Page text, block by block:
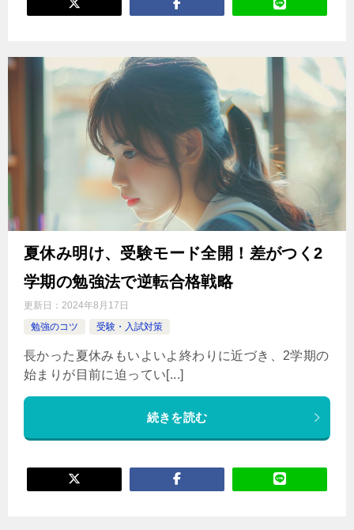
夏休み明け、受験モード全開！差がつく2
学期の勉強法で逆転合格戦略
更新日： 2024年8月17日
勉強のコツ
受験・入試対策
長かった夏休みもいよいよ終わりに近づき、2学期の
始まりが目前に迫ってい[...]
続きを読む